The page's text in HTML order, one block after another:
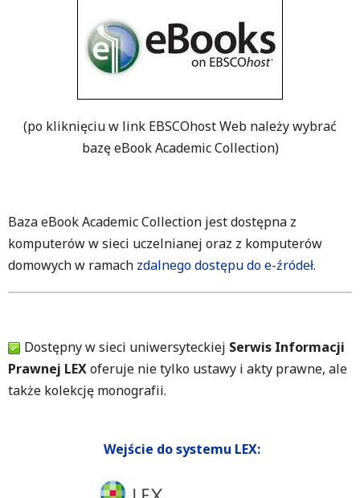
(po kliknięciu w link EBSCOhost Web należy wybrać
bazę eBook Academic Collection)
Baza eBook Academic Collection jest dostępna z
komputerów w sieci uczelnianej oraz z komputerów
domowych w ramach zdalnego dostępu do e-źródeł.
Dostępny w sieci uniwersyteckiej Serwis Informacji
Prawnej LEXoferuje nie tylko ustawy i akty prawne, ale
także kolekcję monografii.
Wejście do systemu LEX: